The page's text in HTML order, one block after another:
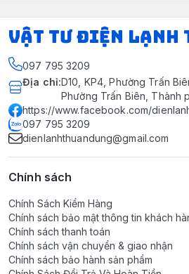
VẬT TƯ ĐIỆN LẠNH
097 795 3209
Địa chỉ:D10, KP4, Phường Trấn
Phường Trấn Biên, Thành
https://www.facebook.com/
097 795 3209
dienlanhthuandung@gmail.com
Chính sách
Chính Sách Kiểm Hàng
Chính sách bảo mật thông tin khách
Chính sách thanh toán
Chính sách vận chuyển & giao nhận
Chính sách bảo hành sản phẩm